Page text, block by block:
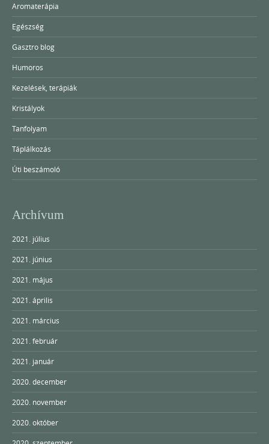
Aromaterápia
Egészség
Gasztro blog
Humoros
Kezelések, terápiák
Kristályok
Tanfolyam
Táplálkozás
Úti beszámoló
Archívum
2021. július
2021. június
2021. május
2021. április
2021. március
2021. február
2021. január
2020. december
2020. november
2020. október